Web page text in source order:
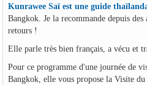
Kunrawee Saï est une guide
Bangkok. Je la recommande depuis des
retours !
Elle parle très bien français, a vécu et
Pour ce programme d'une journée de
Bangkok, elle vous propose la Visite